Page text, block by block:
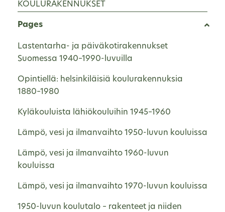
KOULURAKENNUKSET
Pages
Lastentarha- ja päiväkotirakennukset
Suomessa 1940–1990-luvuilla
Opintiellä: helsinkiläisiä koulurakennuksia
1880–1980
Kyläkouluista lähiökouluihin 1945–1960
Lämpö, vesi ja ilmanvaihto 1950-luvun kouluissa
Lämpö, vesi ja ilmanvaihto 1960-luvun
kouluissa
Lämpö, vesi ja ilmanvaihto 1970-luvun kouluissa
1950-luvun koulutalo – rakenteet ja niiden